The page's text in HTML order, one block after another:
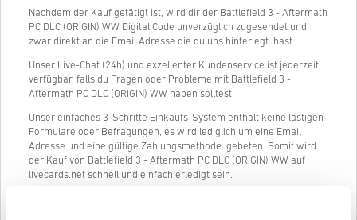
Nachdem der Kauf getätigt ist, wird dir der Battlefield 3 - Aftermath
PC DLC (ORIGIN) WW Digital Code unverzüglich zugesendet und
zwar direkt an die Email Adresse die du uns hinterlegt hast.
Unser Live-Chat (24h) und exzellenter Kundenservice ist jederzeit
verfügbar, falls du Fragen oder Probleme mit Battlefield 3 -
Aftermath PC DLC (ORIGIN) WW haben solltest.
Unser einfaches 3-Schritte Einkaufs-System enthält keine lästigen
Formulare oder Befragungen, es wird lediglich um eine Email
Adresse und eine gültige Zahlungsmethode gebeten. Somit wird
der Kauf von Battlefield 3 - Aftermath PC DLC (ORIGIN) WW auf
livecards.net schnell und einfach erledigt sein.